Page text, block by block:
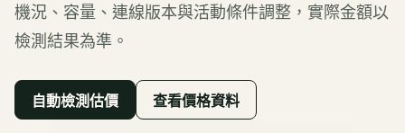
機況、容量、連線版本與活動條件調整，實際金額以
檢測結果為準。
自動檢測估價 查看價格資料